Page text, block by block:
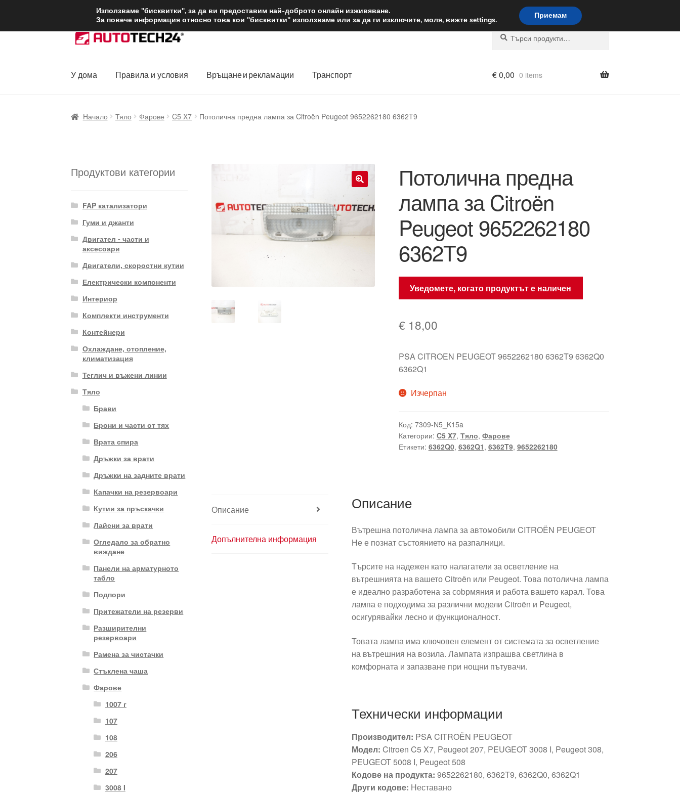
ДОСТАВКА от 12 лв. Доставка по целия свят
Skip
to
Skip
to
Търсене
Търсене
У дома Правила и условия Връщане и рекламации Транспорт €0,00 0 items
Начало Тяло Фарове C5 X7 Потолична предна лампа за Citroën Peugeot 9652262180 6362T9
Потолична предна
лампа за Citroën
Peugeot 9652262180
6362T9
Уведомете, когато продуктът е наличен
€ 18,00
PSA CITROEN PEUGEOT 9652262180 6362T9 6362Q0
6362Q1
Изчерпан
Код: 7309-N5_K15a
Категории: C5 X7, Тяло, Фарове
Етикети: 6362Q0, 6362Q1, 6362T9, 9652262180
Описание
Допълнителна информация
Описание
Вътрешна потолична лампа за автомобили CITROËN PEUGEOT
Не е познат състоянието на разпалници.
Търсите на надежен като налагатели за осветление на
вътрешнията на вашето Citroën или Peugeot. Това потолична лампа
е идеално разработена за сobрмяния и работа вашето карал. Това
лампа е подходима за различни модели Citroën и Peugeot,
осигурявайки лесно и функционалност.
Товата лампа има ключовен елемент от системата за осветление
на вътрешния на возила. Лампата изпрашва светлина в
комфорната и запазване при нощни пътувачи.
Технически информации
Производител: PSA CITROËN PEUGEOT
Модел: Citroen C5 X7, Peugeot 207, PEUGEOT 3008 I, Peugeot 308,
PEUGEOT 5008 I, Peugeot 508
Кодове на продукта: 9652262180, 6362T9, 6362Q0, 6362Q1
Други кодове: Неставано
Продуктови категории
FAP катализатори
Гуми и джанти
Двигател - части и
аксесоари
Двигатели, скоростни кутии
Електрически компоненти
Интериор
Комплекти инструменти
Контейнери
Охлаждане, отопление,
климатизация
Теглич и въжени линии
Тяло
Брави
Брони и части от тях
Врата спира
Дръжки за врати
Дръжки на задните врати
Капачки на резервоари
Кутии за пръскачки
Лайсни за врати
Огледало за обратно
виждане
Панели на арматурното
табло
Подпори
Притежатели на резерви
Разширителни
резервоари
Рамена за чистачки
Стъклена чаша
Фарове
1007 г
107
108
206
207
3008 I
Използваме "бисквитки", за да ви предоставим най-доброто онлайн изживяване.
За повече информация относно това кои "бисквитки" използваме или за да ги изключите, моля, вижте settings. Приемам